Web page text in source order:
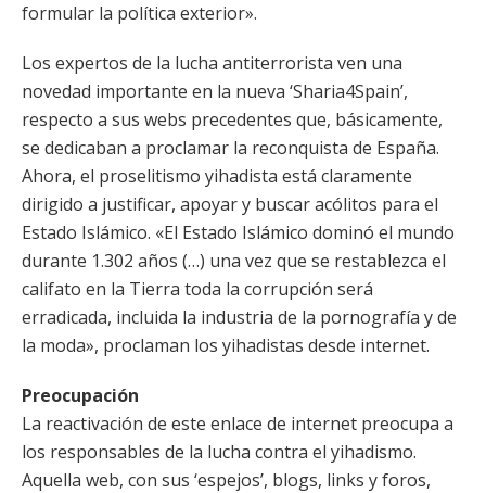
formular la política exterior».
Los expertos de la lucha antiterrorista ven una
novedad importante en la nueva ‘Sharia4Spain’,
respecto a sus webs precedentes que, básicamente,
se dedicaban a proclamar la reconquista de España.
Ahora, el proselitismo yihadista está claramente
dirigido a justificar, apoyar y buscar acólitos para el
Estado Islámico. «El Estado Islámico dominó el mundo
durante 1.302 años (…) una vez que se restablezca el
califato en la Tierra toda la corrupción será
erradicada, incluida la industria de la pornografía y de
la moda», proclaman los yihadistas desde internet.
Preocupación
La reactivación de este enlace de internet preocupa a
los responsables de la lucha contra el yihadismo.
Aquella web, con sus ‘espejos’, blogs, links y foros,